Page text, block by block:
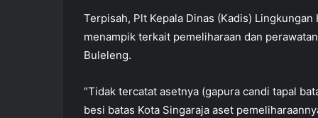
Terpisah, Plt Kepala Dinas (Kadis)
menampik terkait pemeliharaan dan
Buleleng.
“Tidak tercatat asetnya (gapura candi tapal
besi batas Kota Singaraja aset